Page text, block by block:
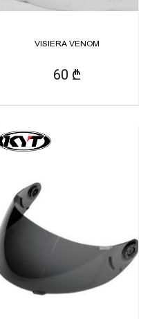
VISIERA VENOM
60 ₾